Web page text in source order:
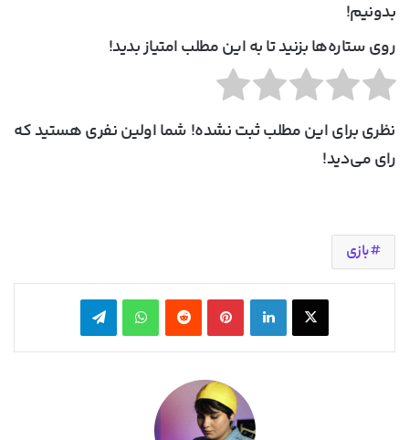
بدونیم!
روی ستاره‌ها بزنید تا به این مطلب امتیاز بدید!
نظری برای این مطلب ثبت نشده! شما اولین نفری هستید که
رای می‌دید!
بازی
X لینکدین ‫پین‌ترست‫رددیت واتس آپ تلگرام